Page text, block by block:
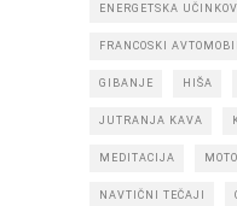
ENERGETSKA
FRANCOSKI
GIBANJE HIŠA
JUTRANJA KAVA
MEDITACIJA
NAVTIČNI TEČAJI